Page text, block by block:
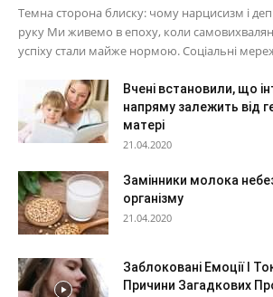
Темна сторона блиску: чому нарцисизм і
руку Ми живемо в епоху, коли
успіху стали майже нормою. Соціальні
Вчені встановили, що
напряму залежить від
матері
21.04.2020
Замінники молока
організму
21.04.2020
Заблоковані Емоції І
Причини Загадкових